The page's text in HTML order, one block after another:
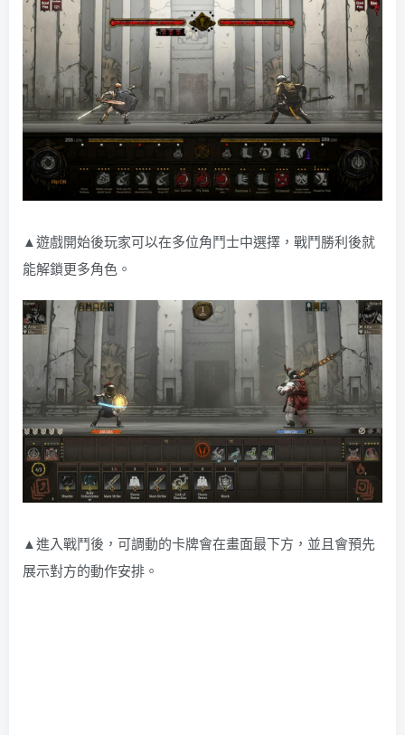
▲遊戲開始後玩家可以在多位角鬥士中選擇，戰鬥勝利後就
能解鎖更多角色。
▲進入戰鬥後，可調動的卡牌會在畫面最下方，並且會預先
展示對方的動作安排。